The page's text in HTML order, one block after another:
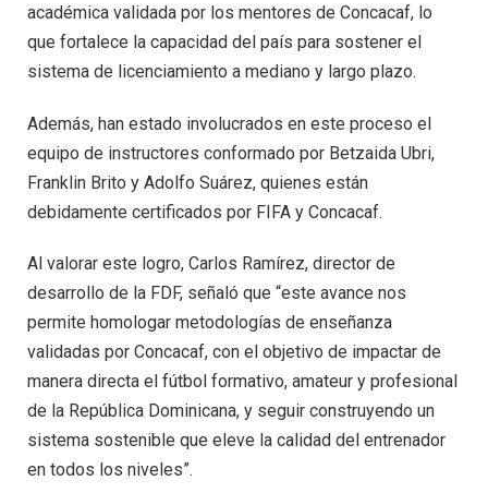
académica validada por los mentores de Concacaf, lo
que fortalece la capacidad del país para sostener el
sistema de licenciamiento a mediano y largo plazo.
Además, han estado involucrados en este proceso el
equipo de instructores conformado por Betzaida Ubri,
Franklin Brito y Adolfo Suárez, quienes están
debidamente certificados por FIFA y Concacaf.
Al valorar este logro, Carlos Ramírez, director de
desarrollo de la FDF, señaló que “este avance nos
permite homologar metodologías de enseñanza
validadas por Concacaf, con el objetivo de impactar de
manera directa el fútbol formativo, amateur y profesional
de la República Dominicana, y seguir construyendo un
sistema sostenible que eleve la calidad del entrenador
en todos los niveles”.